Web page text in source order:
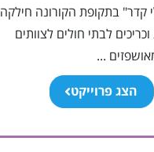
קדר" בתקופת הקורונה חילקה
לבתי חולים לצוותים
...
הצג פרוייקט